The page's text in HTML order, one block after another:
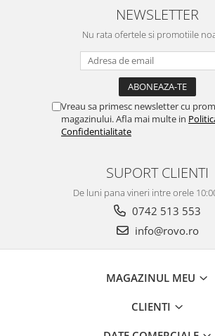
NEWSLETTER
Nu rata ofertele si promotiile
Vreau sa primesc newsletter cu
magazinului. Afla mai multe in
Confidentialitate
SUPORT CLIENTI
De luni pana vineri intre orele
0742 513 553
info@rovo.ro
MAGAZINUL MEU
CLIENTI